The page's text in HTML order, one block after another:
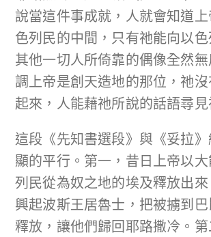
說當這件事成就，人就會知道
色列民的中間，只有祂能向以色
其他一切人所倚靠的偶像全然
調上帝是創天造地的那位，祂
起來，人能藉祂所說的話語尋見
這段《先知書選段》與《妥拉
顯的平行。第一，昔日上帝以
列民從為奴之地的埃及釋放出
興起波斯王居魯士，把被擄到
釋放，讓他們歸回耶路撒冷。